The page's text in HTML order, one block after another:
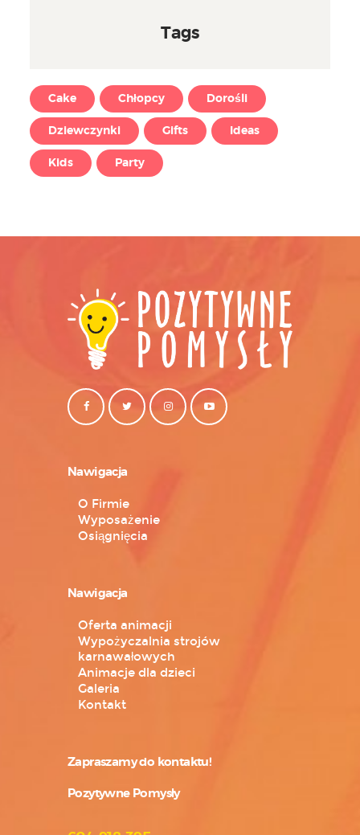
Tags
Cake Chłopcy Dorośli
Dziewczynki Gifts Ideas
Kids Party
Nawigacja
O Firmie
Wyposażenie
Osiągnięcia
Nawigacja
Oferta animacji
Wypożyczalnia strojów
karnawałowych
Animacje dla dzieci
Galeria
Kontakt
Zapraszamy do kontaktu!
Pozytywne Pomysły